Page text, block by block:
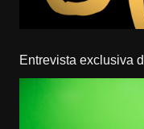
Entrevista exclusiva